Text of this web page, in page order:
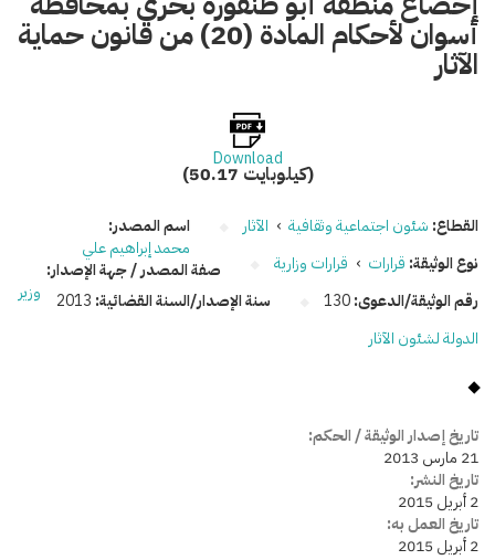
أسوان لأحكام المادة (20) من قانون حماية
الآثار
Download
(50.17 كيلوبايت)
القطاع: شئون اجتماعية وثقافية › الآثار
نوع الوثيقة: قرارات › قرارات وزارية
رقم الوثيقة/الدعوى:130 سنة الإصدار/السنة القضائية: 2013
اسم المصدر:
محمد إبراهيم علي
صفة المصدر / جهة الإصدار:
وزير
الدولة لشئون الآثار
تاريخ إصدار الوثيقة / الحكم:
21 مارس 2013
تاريخ النشر:
2 أبريل 2015
تاريخ العمل به:
2 أبريل 2015